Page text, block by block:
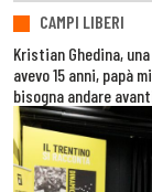
CAMPI LIBERI
Kristian Ghedina,
avevo 15 anni, papà
bisogna andare